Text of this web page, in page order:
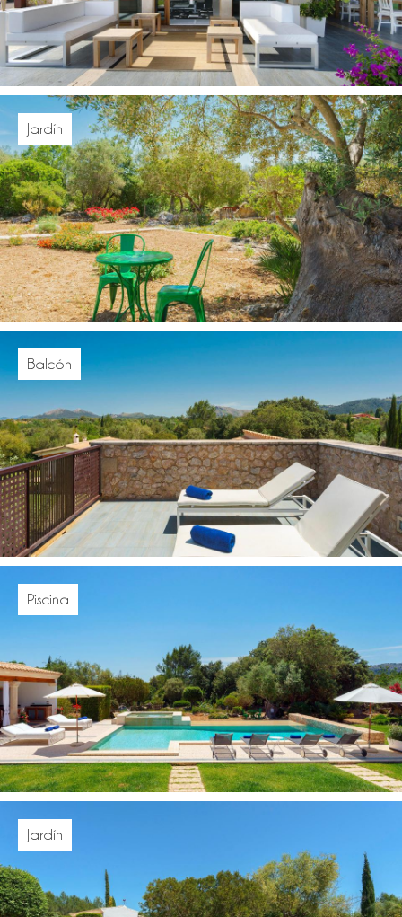
Jardín
Balcón
Piscina
Jardín